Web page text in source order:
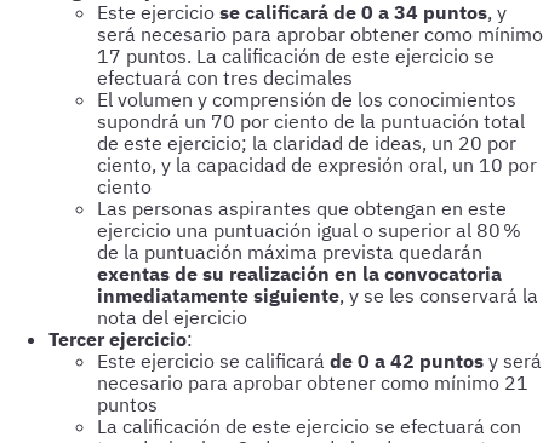
Este ejercicio se calificará de 0 a 34 puntos, y
será necesario para aprobar obtener como mínimo
17 puntos. La calificación de este ejercicio se
efectuará con tres decimales
El volumen y comprensión de los conocimientos
supondrá un 70 por ciento de la puntuación total
de este ejercicio; la claridad de ideas, un 20 por
ciento, y la capacidad de expresión oral, un 10 por
ciento
Las personas aspirantes que obtengan en este
ejercicio una puntuación igual o superior al 80 %
de la puntuación máxima prevista quedarán
exentas de su realización en la convocatoria
inmediatamente siguiente, y se les conservará la
nota del ejercicio
Tercer ejercicio:
Este ejercicio se calificará de 0 a 42 puntos y será
necesario para aprobar obtener como mínimo 21
puntos
La calificación de este ejercicio se efectuará con